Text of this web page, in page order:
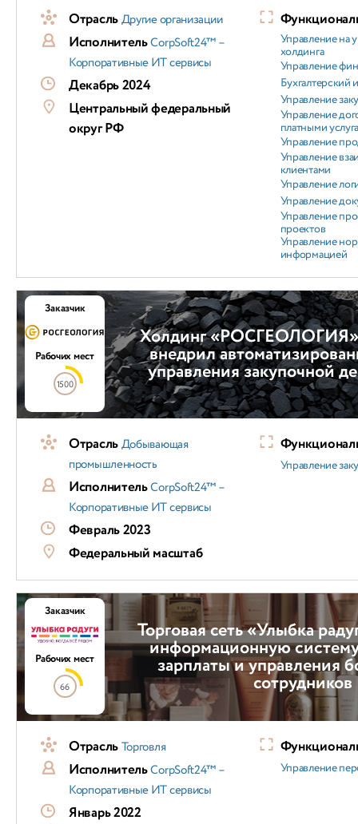
ОтрасльДругие организации
ИсполнительCorpSoft24™ –
Корпоративные ИТ сервисы
Декабрь 2024
Центральный федеральный
округ РФ
Управление на
холдинга
Управление
Бухгалтерский
Управление
Управление
платными
Управление
Управление
клиентами
Управление
Управление
Управление
проектов
Управление
информацией
Холдинг «РОСГЕОЛОГИЯ»
внедрил
управления закупочной
Заказчик
Рабочих мест
1500
ОтрасльДобывающая
промышленность
ИсполнительCorpSoft24™ –
Корпоративные ИТ сервисы
Февраль 2023
Федеральный масштаб
Управление
Торговая сеть «Улыбка
информационную
зарплаты и управления
сотрудников
Заказчик
Рабочих мест
66
ОтрасльТорговля
ИсполнительCorpSoft24™ –
Корпоративные ИТ сервисы
Январь 2022
Управление